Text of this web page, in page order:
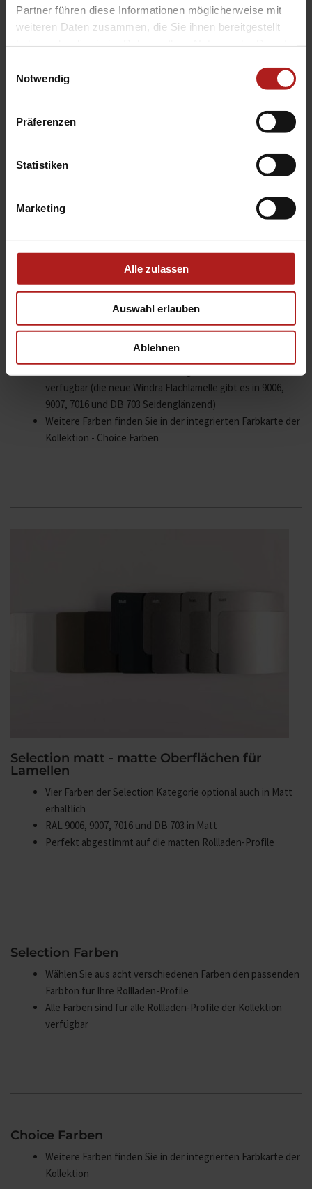
Partner führen diese Informationen möglicherweise mit
weiteren Daten zusammen, die Sie ihnen bereitgestellt
Notwendig
Präferenzen
Statistiken
Marketing
Alle zulassen
Auswahl erlauben
Ablehnen
Farben für Lamellen & Rollladen-Profile
Kollektion für Außenjalousien
Farben den passenden Farbton für Ihre Lamellen
verfügbar (die neue Windra Flachlamelle gibt es in 9006,
9007, 7016 und DB 703 Seidenglänzend)
Weitere Farben finden Sie in der integrierten Farbkarte der
Kollektion - Choice Farben
Selection matt - matte Oberflächen für
Lamellen
Vier Farben der Selection Kategorie optional auch in Matt
erhältlich
RAL 9006, 9007, 7016 und DB 703 in Matt
Perfekt abgestimmt auf die matten Rollladen-Profile
Selection Farben
Wählen Sie aus acht verschiedenen Farben den passenden
Farbton für Ihre Rollladen-Profile
Alle Farben sind für alle Rollladen-Profile der Kollektion
verfügbar
Choice Farben
Weitere Farben finden Sie in der integrierten Farbkarte der
Kollektion